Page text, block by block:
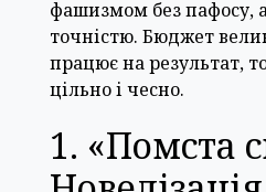
фашизмом без пафосу,
точністю. Бюджет
працює на результат,
цільно і чесно.
1. «Помста